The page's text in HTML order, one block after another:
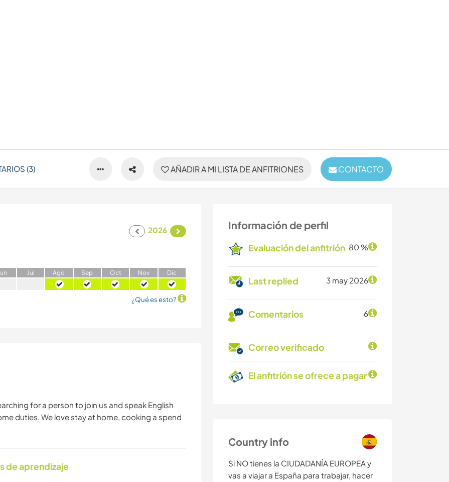
AÑADIR A MI LISTA DE ANFITRIONES CONTACTO
(3)
Información de perfil
Evaluación del anfitrión 80 %
Last replied 3 may 2026
Comentarios 6
Correo verificado
El anfitrión se ofrece a pagar
Country info
Si NO tienes la CIUDADANÍA EUROPEA y
vas a viajar a España para trabajar, hacer
2026
un Jul Ago Sep Oct Nov Dic
¿Qué es esto?
for a person to join us and speak English
duties. We love stay at home, cooking a spend
de aprendizaje